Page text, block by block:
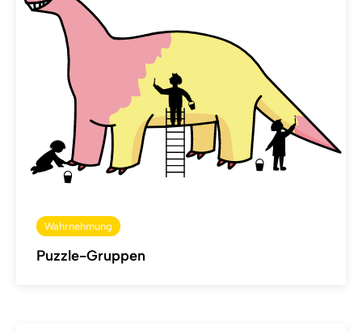
Wahrnehmung
Puzzle-Gruppen